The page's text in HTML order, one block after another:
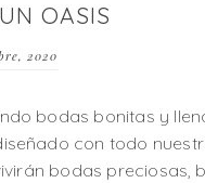
OASIS
2020
bodas bonitas y
con todo
bodas preciosas,